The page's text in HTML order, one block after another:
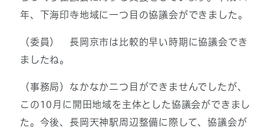
年、下海印寺地域に一つ目の協議会ができました。
（委員） 長岡京市は比較的早い時期に協議会でき
ましたね。
（事務局）なかなか二つ目ができませんでしたが、
この10月に開田地域を主体とした協議会ができまし
た。今後、長岡天神駅周辺整備に際して、協議会が